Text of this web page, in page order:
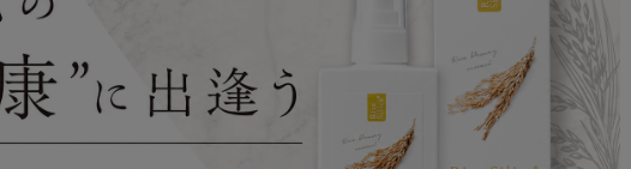
び休業に関するお知らせ
らせ
休業に関するお知らせ